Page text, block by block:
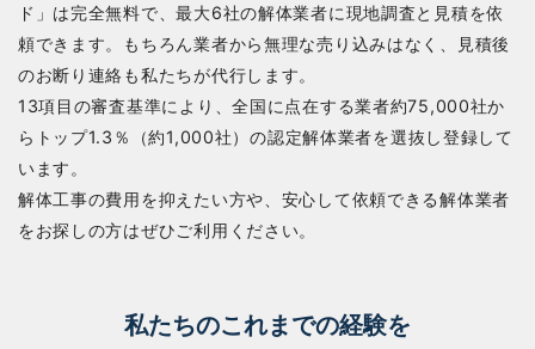
ド」は完全無料で、最大6社の解体業者に現地調査と見積を依
頼できます。もちろん業者から無理な売り込みはなく、見積後
のお断り連絡も私たちが代行します。
13項目の審査基準により、全国に点在する業者約75,000社か
らトップ1.3％（約1,000社）の認定解体業者を選抜し登録して
います。
解体工事の費用を抑えたい方や、安心して依頼できる解体業者
をお探しの方はぜひご利用ください。
私たちのこれまでの経験を